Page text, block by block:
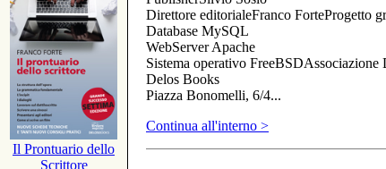
Il Prontuario dello
Scrittore
Direttore editorialeFranco ForteProgetto
Database MySQL
WebServer Apache
Sistema operativo
Delos Books
Piazza Bonomelli, 6/4...
Continua all'interno >